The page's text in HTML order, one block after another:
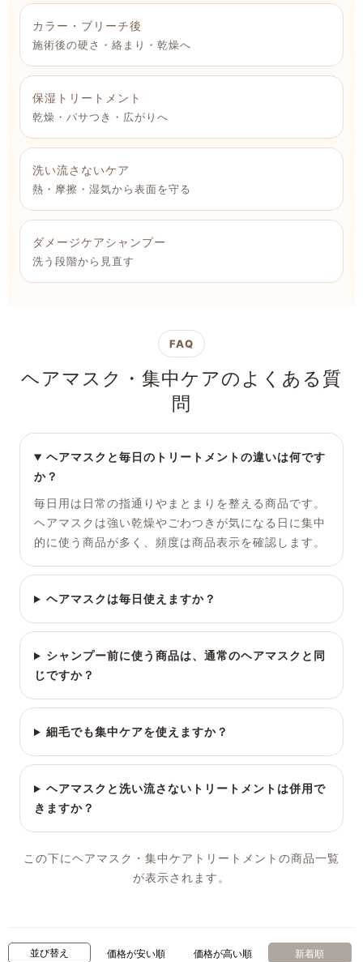
カラー・ブリーチ後
施術後の硬さ・絡まり・乾燥へ
保湿トリートメント
乾燥・パサつき・広がりへ
洗い流さないケア
熱・摩擦・湿気から表面を守る
ダメージケアシャンプー
洗う段階から見直す
FAQ
ヘアマスク・集中ケアのよくある質
問
ヘアマスクと毎日のトリートメントの違いは何です
か？
毎日用は日常の指通りやまとまりを整える商品です。
ヘアマスクは強い乾燥やごわつきが気になる日に集中
的に使う商品が多く、頻度は商品表示を確認します。
ヘアマスクは毎日使えますか？
シャンプー前に使う商品は、通常のヘアマスクと同
じですか？
細毛でも集中ケアを使えますか？
ヘアマスクと洗い流さないトリートメントは併用で
きますか？
この下にヘアマスク・集中ケアトリートメントの商品一覧
が表示されます。
並び替え 価格が安い順 価格が高い順 新着順